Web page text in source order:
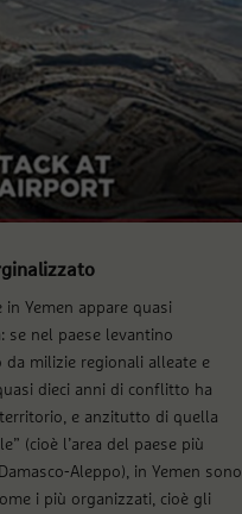
Yemen appare quasi
se nel paese levantino
da milizie regionali alleate e
dieci anni di conflitto ha
e anzitutto di quella
(cioè l’area del paese più
Aleppo), in Yemen sono
i più organizzati, cioè gli